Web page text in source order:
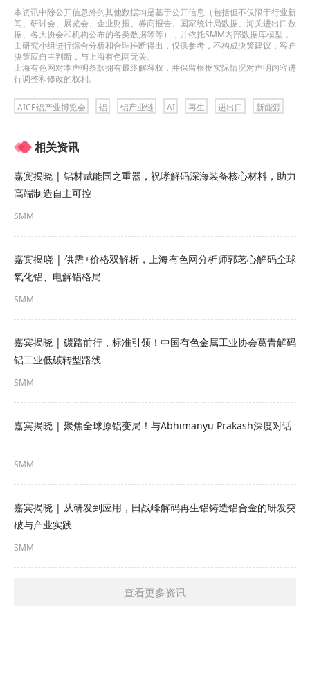
参会人员权威汇聚，引领行业风向标
本资讯中除公开信息外的其他数据均是基于公开信息（包括但不仅限于行业新
闻、研讨会、展览会、企业财报、券商报告、国家统计局数据、海关进出口数
据、各大协会和机构公布的各类数据等等），并依托SMM内部数据库模型，
由研究小组进行综合分析和合理推断得出，仅供参考，不构成决策建议，客户
决策应自主判断，与上海有色网无关。
上海有色网对本声明条款拥有最终解释权，并保留根据实际情况对声明内容进
行调整和修改的权利。
AICE铝产业博览会 铝 铝产业链 AI 再生 进出口 新能源
相关资讯
嘉宾揭晓 | 铝材赋能国之重器，祝哮解码深海装备核心材料，助力
高端制造自主可控
SMM
嘉宾揭晓 | 供需+价格双解析，上海有色网分析师郭茗心解码全球
氧化铝、电解铝格局
SMM
嘉宾揭晓 | 碳路前行，标准引领！中国有色金属工业协会葛青解码
铝工业低碳转型路线
SMM
嘉宾揭晓 | 聚焦全球原铝变局！与Abhimanyu Prakash深度对话
SMM
嘉宾揭晓 | 从研发到应用，田战峰解码再生铝铸造铝合金的研发突
破与产业实践
SMM
查看更多资讯